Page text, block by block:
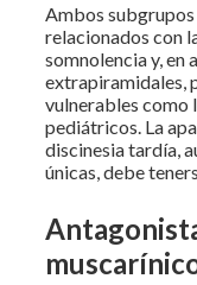
Ambos
relacionados con
somnolencia y, en
extrapiramidales,
vulnerables como
pediátricos. La
discinesia tardía,
únicas, debe